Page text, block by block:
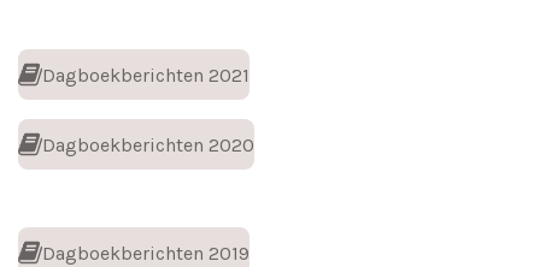
Dagboekberichten 2021
Dagboekberichten 2020
Dagboekberichten 2019